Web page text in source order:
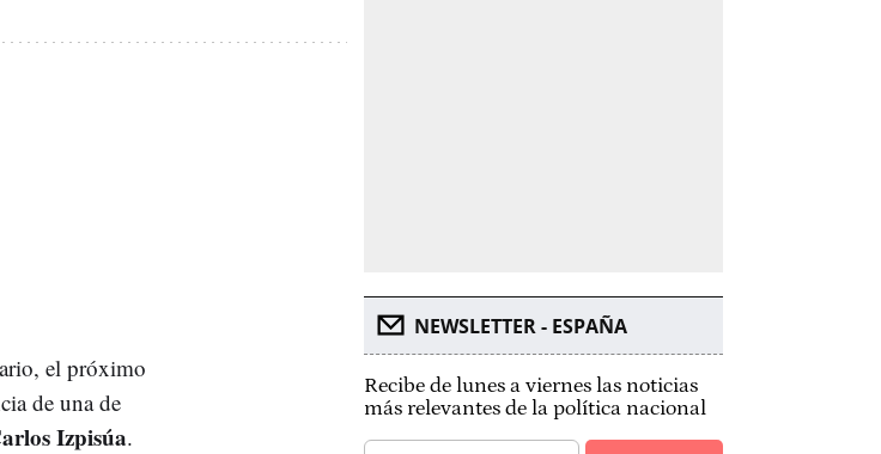
el próximo
de una de
Izpisúa.
NEWSLETTER - ESPAÑA
Recibe de lunes a viernes las noticias
más relevantes de la política nacional